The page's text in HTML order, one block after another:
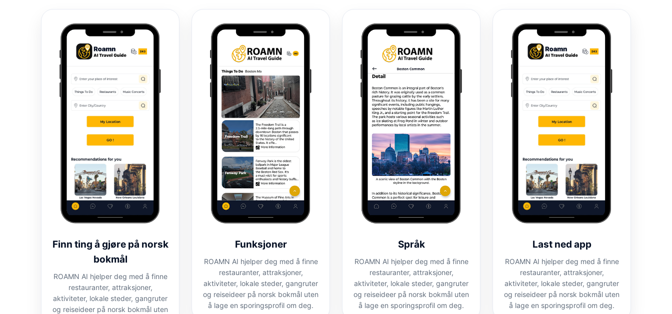
Finn ting å gjøre på norsk
bokmål
ROAMN AI hjelper deg med å finne
restauranter, attraksjoner,
aktiviteter, lokale steder, gangruter
og reiseideer på norsk bokmål uten
Funksjoner
ROAMN AI hjelper deg med å finne
restauranter, attraksjoner,
aktiviteter, lokale steder, gangruter
og reiseideer på norsk bokmål uten
å lage en sporingsprofil om deg.
Språk
ROAMN AI hjelper deg med å finne
restauranter, attraksjoner,
aktiviteter, lokale steder, gangruter
og reiseideer på norsk bokmål uten
å lage en sporingsprofil om deg.
Last ned app
ROAMN AI hjelper deg med å finne
restauranter, attraksjoner,
aktiviteter, lokale steder, gangruter
og reiseideer på norsk bokmål uten
å lage en sporingsprofil om deg.